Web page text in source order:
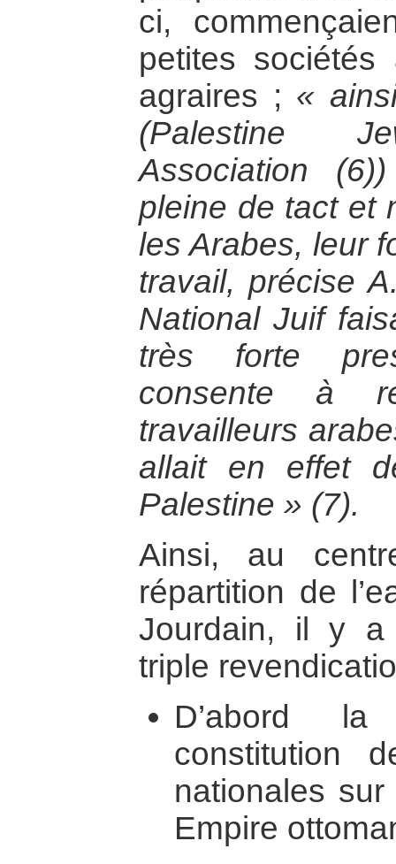
ci,
petites sociétés
agraires ; «
(Palestine
Association
pleine de tact et
les Arabes, leur
travail, précise
National Juif
très forte
consente à
travailleurs
allait en effet
Palestine » (7).
Ainsi, au
répartition de
Jourdain, il y a
triple
D’abord
constitution
nationales sur
Empire